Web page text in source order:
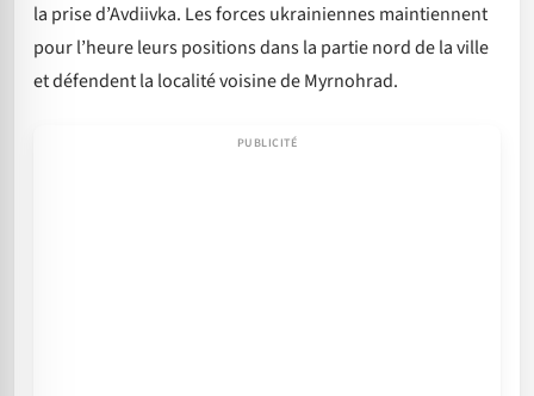
la prise d’Avdiivka. Les forces ukrainiennes maintiennent
pour l’heure leurs positions dans la partie nord de la ville
et défendent la localité voisine de Myrnohrad.